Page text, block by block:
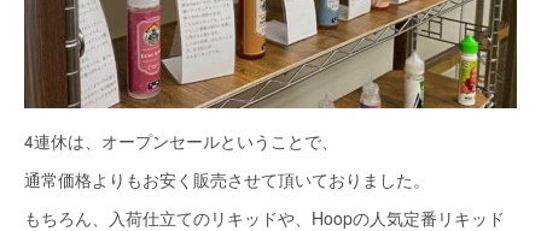
4連休は、オープンセールということで、
通常価格よりもお安く販売させて頂いておりました。
もちろん、入荷仕立てのリキッドや、Hoopの人気定番リキッド